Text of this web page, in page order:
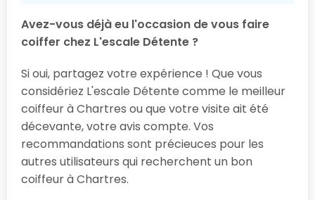
Avez-vous déjà eu l'occasion de vous faire
coiffer chez L'escale Détente ?
Si oui, partagez votre expérience ! Que vous
considériez L'escale Détente comme le meilleur
coiffeur à Chartres ou que votre visite ait été
décevante, votre avis compte. Vos
recommandations sont précieuces pour les
autres utilisateurs qui recherchent un bon
coiffeur à Chartres.